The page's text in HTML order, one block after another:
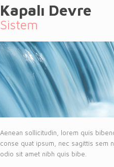
Kapalı Devre
Sistem
Aenean sollicitudin, lorem quis
conse quat ipsum, nec sagittis sem
odio sit amet nibh quis bibe.